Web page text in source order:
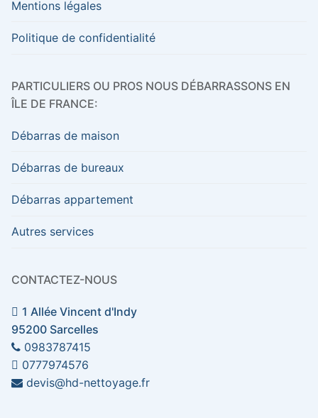
Mentions légales
Politique de confidentialité
PARTICULIERS OU PROS NOUS DÉBARRASSONS EN
ÎLE DE FRANCE:
Débarras de maison
Débarras de bureaux
Débarras appartement
Autres services
CONTACTEZ-NOUS
1 Allée Vincent d'Indy
95200 Sarcelles
0983787415
0777974576
devis@hd-nettoyage.fr